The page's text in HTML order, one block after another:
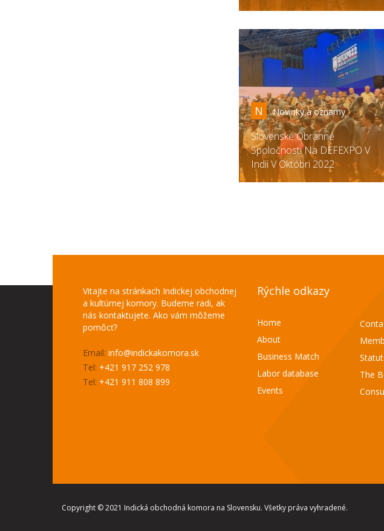
N Novinky a oznamy
Slovenské Obranné
Spoločnosti Na DEFEXPO V
Indii V Októbri 2022
Vitajte na stránkach Indickej obchodnej
a kultúrnej komory. Budeme radi, ak
nás kontaktujete. Ako vám môžeme
pomôcť?
Email: info@indickakomora.sk
Tel: +421 917 252 978
Tel: +421 911 808 899
Rýchle odkazy
Home
About
Business Match
Labor database
Events
The
Copyright © 2021 Indická obchodná komora na Slovensku. Všetky práva vyhradené.